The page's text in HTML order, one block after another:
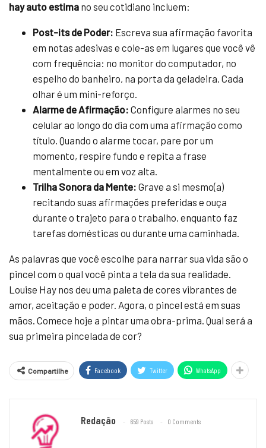
hay auto estima no seu cotidiano incluem:
Post-its de Poder: Escreva sua afirmação favorita
em notas adesivas e cole-as em lugares que você vê
com frequência: no monitor do computador, no
espelho do banheiro, na porta da geladeira. Cada
olhar é um mini-reforço.
Alarme de Afirmação: Configure alarmes no seu
celular ao longo do dia com uma afirmação como
título. Quando o alarme tocar, pare por um
momento, respire fundo e repita a frase
mentalmente ou em voz alta.
Trilha Sonora da Mente: Grave a si mesmo(a)
recitando suas afirmações preferidas e ouça
durante o trajeto para o trabalho, enquanto faz
tarefas domésticas ou durante uma caminhada.
As palavras que você escolhe para narrar sua vida são o
pincel com o qual você pinta a tela da sua realidade.
Louise Hay nos deu uma paleta de cores vibrantes de
amor, aceitação e poder. Agora, o pincel está em suas
mãos. Comece hoje a pintar uma obra-prima. Qual será a
sua primeira pincelada de cor?
Compartilhe Facebook Twitter WhatsApp
Redação 659 Posts 0 Comments